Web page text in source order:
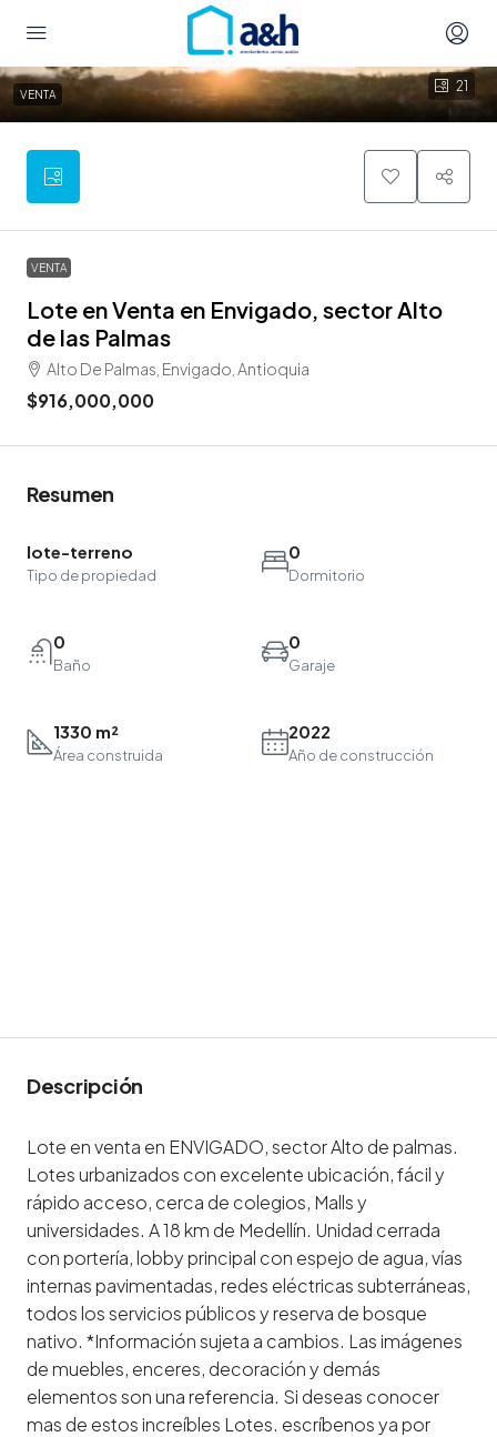
21
VENTA
VENTA
Lote en Venta en Envigado, sector Alto
de las Palmas
Alto De Palmas, Envigado, Antioquia
$916,000,000
Resumen
lote-terreno
Tipo de propiedad
0
Dormitorio
0
Baño
0
Garaje
1330 m²
Área construida
2022
Año de construcción
Descripción
Lote en venta en ENVIGADO, sector Alto de palmas.
Lotes urbanizados con excelente ubicación, fácil y
rápido acceso, cerca de colegios, Malls y
universidades. A 18 km de Medellín. Unidad cerrada
con portería, lobby principal con espejo de agua, vías
internas pavimentadas, redes eléctricas subterráneas,
todos los servicios públicos y reserva de bosque
nativo. *Información sujeta a cambios. Las imágenes
de muebles, enceres, decoración y demás
elementos son una referencia. Si deseas conocer
mas de estos increíbles Lotes. escríbenos ya por